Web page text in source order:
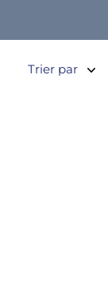
Trier par